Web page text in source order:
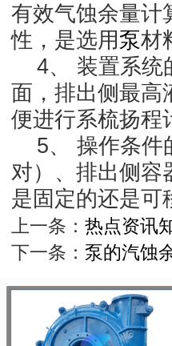
有效气蚀余量计
性，是选用泵材
4、 装置系统
面，排出侧最高
便进行系梳扬
5、 操作条件
对）、排出侧容
是固定的还是
上一条： 热点资讯
下一条： 泵的汽蚀